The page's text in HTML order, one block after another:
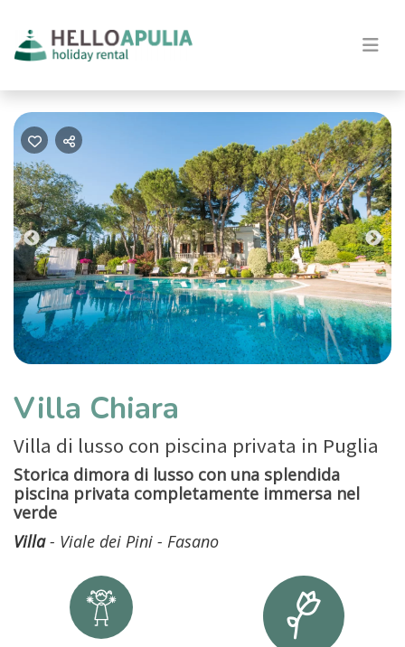
Previous
Villa Chiara
Villa di lusso con piscina privata in Puglia
Storica dimora di lusso con una splendida
piscina privata completamente immersa nel
verde
Villa- Viale dei Pini - Fasano